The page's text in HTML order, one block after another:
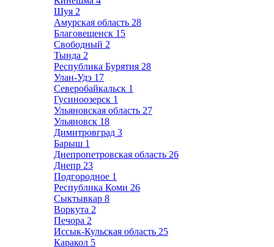
Шуя 2
Амурская область 28
Благовещенск 15
Свободный 2
Тында 2
Республика Бурятия 28
Улан-Удэ 17
Северобайкальск 1
Гусиноозерск 1
Ульяновская область 27
Ульяновск 18
Димитровград 3
Барыш 1
Днепропетровская область 26
Днепр 23
Подгородное 1
Республика Коми 26
Сыктывкар 8
Воркута 2
Печора 2
Иссык-Кульская область 25
Каракол 5